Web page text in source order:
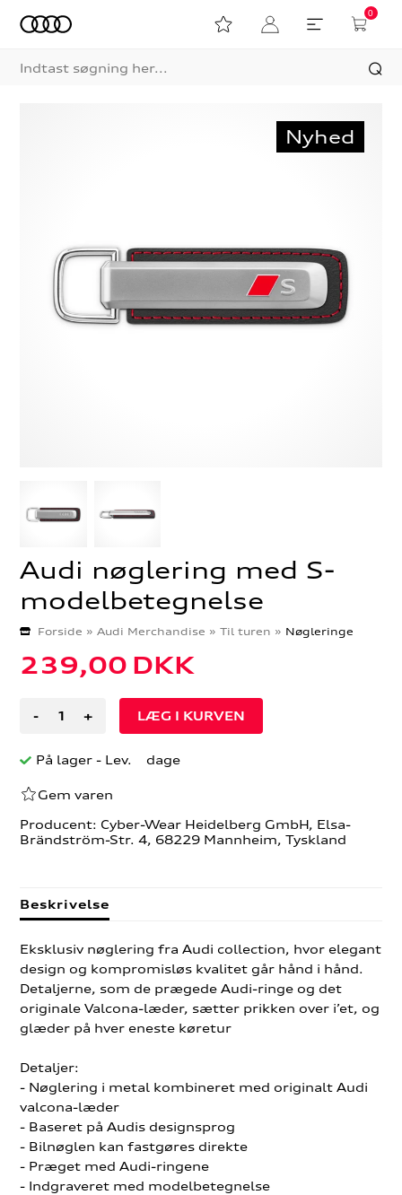
0
Nyhed
Audi nøglering med S-
modelbetegnelse
Forside »Audi Merchandise »Til turen » Nøgleringe
239,00 DKK
- +
På lager- Lev. dage
Gem varen
Producent: Cyber-Wear Heidelberg GmbH, Elsa-
Brändström-Str. 4, 68229 Mannheim, Tyskland
Beskrivelse
Eksklusiv nøglering fra Audi collection, hvor elegant
design og kompromisløs kvalitet går hånd i hånd.
Detaljerne, som de prægede Audi-ringe og det
originale Valcona-læder, sætter prikken over i’et, og
glæder på hver eneste køretur
Detaljer:
- Nøglering i metal kombineret med originalt Audi
valcona-læder
- Baseret på Audis designsprog
- Bilnøglen kan fastgøres direkte
- Præget med Audi-ringene
- Indgraveret med modelbetegnelse